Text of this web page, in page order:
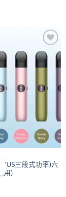
Add to
wishlist
(PIUS三段式功率)六
用)